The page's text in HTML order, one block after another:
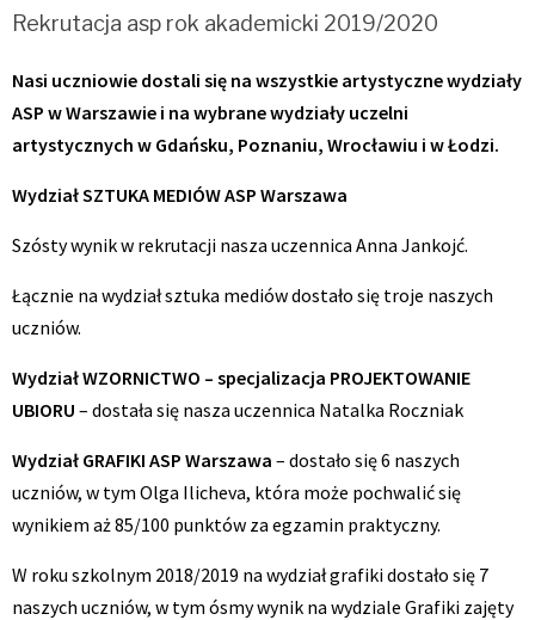
Rekrutacja asp rok akademicki 2019/2020
Nasi uczniowie dostali się na wszystkie artystyczne wydziały
ASP w Warszawie i na wybrane wydziały uczelni
artystycznych w Gdańsku, Poznaniu, Wrocławiu i w Łodzi.
Wydział SZTUKA MEDIÓW ASP Warszawa
Szósty wynik w rekrutacji nasza uczennica Anna Jankojć.
Łącznie na wydział sztuka mediów dostało się troje naszych
uczniów.
Wydział WZORNICTWO – specjalizacja PROJEKTOWANIE
UBIORU – dostała się nasza uczennica Natalka Roczniak
Wydział GRAFIKI ASP Warszawa – dostało się 6 naszych
uczniów, w tym Olga Ilicheva, która może pochwalić się
wynikiem aż 85/100 punktów za egzamin praktyczny.
W roku szkolnym 2018/2019 na wydział grafiki dostało się 7
naszych uczniów, w tym ósmy wynik na wydziale Grafiki zajęty